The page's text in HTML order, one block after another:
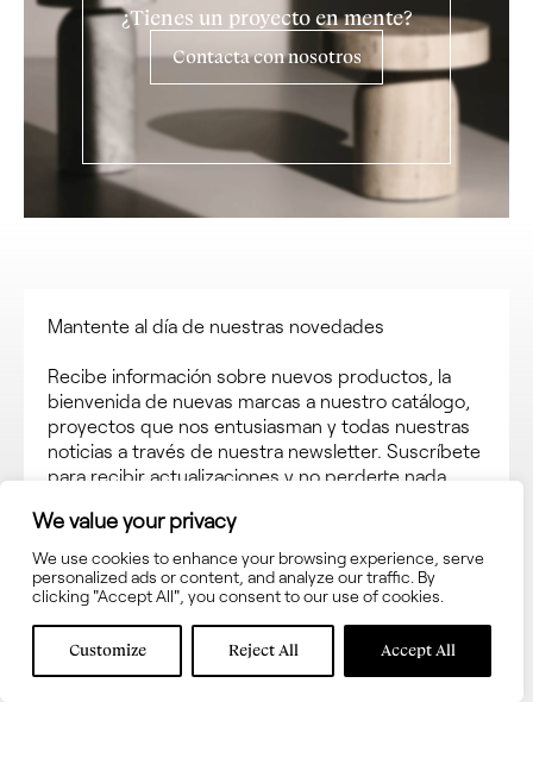
We value your privacy
We use cookies to enhance your browsing experience, serve
personalized ads or content, and analyze our traffic. By
clicking "Accept All", you consent to our use of cookies.
Customize Reject All Accept All
¿Tienes un proyecto en mente?
Contacta con nosotros
Mantente al día de nuestras novedades
Recibe información sobre nuevos productos, la
bienvenida de nuevas marcas a nuestro catálogo,
proyectos que nos entusiasman y todas nuestras
noticias a través de nuestra newsletter. Suscríbete
para recibir actualizaciones y no perderte nada.
Acepta los términos y lascondiciones de uso